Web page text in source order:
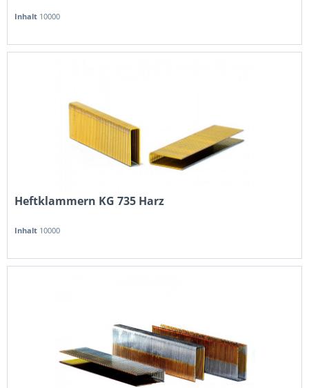
Inhalt 10000
Heftklammern KG 735 Harz
Inhalt 10000